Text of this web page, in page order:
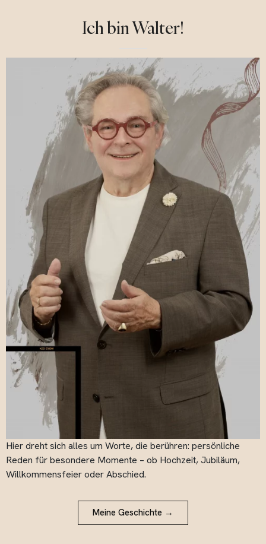
Ich bin Walter!
Hier dreht sich alles um Worte, die berühren: persönliche
Reden für besondere Momente – ob Hochzeit, Jubiläum,
Willkommensfeier oder Abschied.
Meine Geschichte →